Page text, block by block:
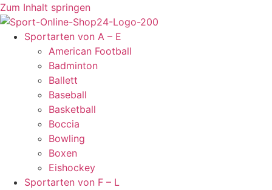
Zum Inhalt springen
Sportarten von A – E
American Football
Badminton
Ballett
Baseball
Basketball
Boccia
Bowling
Boxen
Eishockey
Sportarten von F – L